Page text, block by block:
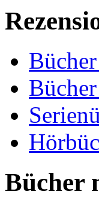
Bücher